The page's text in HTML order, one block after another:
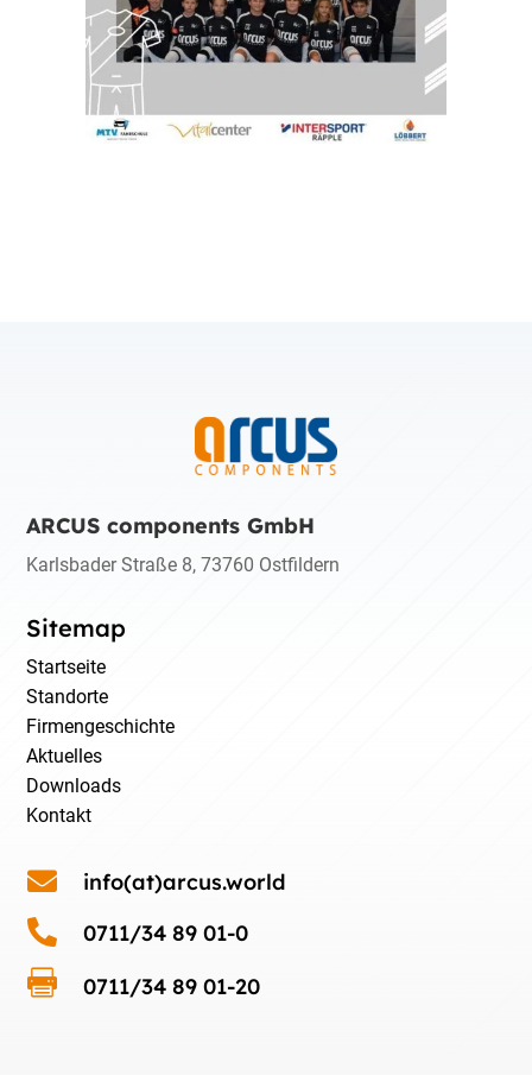
ARCUS components GmbH
Karlsbader Straße 8, 73760 Ostfildern
Sitemap
Startseite
Standorte
Firmengeschichte
Aktuelles
Downloads
Kontakt
 info(at)arcus.world
 0711/34 89 01-0
 0711/34 89 01-20